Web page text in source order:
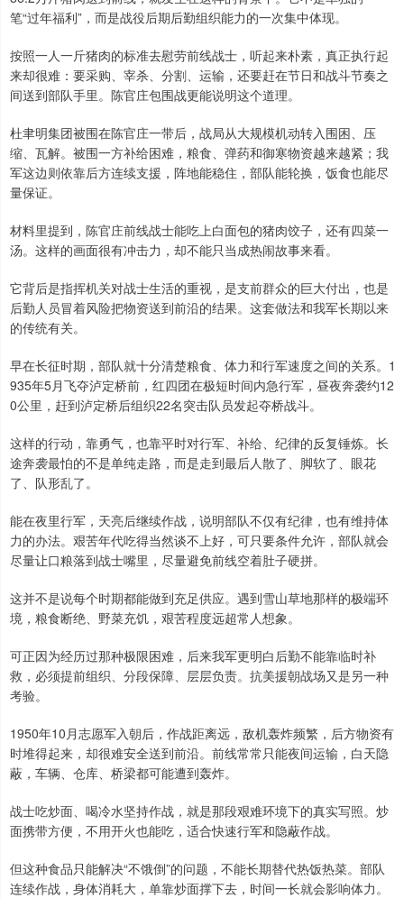
笔“过年福利”，而是战役后期后勤组织能力的一次集中体现。
按照一人一斤猪肉的标准去慰劳前线战士，听起来朴素，真正执行起
来却很难：要采购、宰杀、分割、运输，还要赶在节日和战斗节奏之
间送到部队手里。陈官庄包围战更能说明这个道理。
杜聿明集团被围在陈官庄一带后，战局从大规模机动转入围困、压
缩、瓦解。被围一方补给困难，粮食、弹药和御寒物资越来越紧；我
军这边则依靠后方连续支援，阵地能稳住，部队能轮换，饭食也能尽
量保证。
材料里提到，陈官庄前线战士能吃上白面包的猪肉饺子，还有四菜一
汤。这样的画面很有冲击力，却不能只当成热闹故事来看。
它背后是指挥机关对战士生活的重视，是支前群众的巨大付出，也是
后勤人员冒着风险把物资送到前沿的结果。这套做法和我军长期以来
的传统有关。
早在长征时期，部队就十分清楚粮食、体力和行军速度之间的关系。1
935年5月飞夺泸定桥前，红四团在极短时间内急行军，昼夜奔袭约12
0公里，赶到泸定桥后组织22名突击队员发起夺桥战斗。
这样的行动，靠勇气，也靠平时对行军、补给、纪律的反复锤炼。长
途奔袭最怕的不是单纯走路，而是走到最后人散了、脚软了、眼花
了、队形乱了。
能在夜里行军，天亮后继续作战，说明部队不仅有纪律，也有维持体
力的办法。艰苦年代吃得当然谈不上好，可只要条件允许，部队就会
尽量让口粮落到战士嘴里，尽量避免前线空着肚子硬拼。
这并不是说每个时期都能做到充足供应。遇到雪山草地那样的极端环
境，粮食断绝、野菜充饥，艰苦程度远超常人想象。
可正因为经历过那种极限困难，后来我军更明白后勤不能靠临时补
救，必须提前组织、分段保障、层层负责。抗美援朝战场又是另一种
考验。
1950年10月志愿军入朝后，作战距离远，敌机轰炸频繁，后方物资有
时堆得起来，却很难安全送到前沿。前线常常只能夜间运输，白天隐
蔽，车辆、仓库、桥梁都可能遭到轰炸。
战士吃炒面、喝冷水坚持作战，就是那段艰难环境下的真实写照。炒
面携带方便，不用开火也能吃，适合快速行军和隐蔽作战。
但这种食品只能解决“不饿倒”的问题，不能长期替代热饭热菜。部队
连续作战，身体消耗大，单靠炒面撑下去，时间一长就会影响体力。